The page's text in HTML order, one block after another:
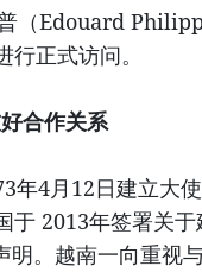
（Edouard
正式访问。
合作关系
年4月12日建立大
于 2013年签署关
明。越南一向重视